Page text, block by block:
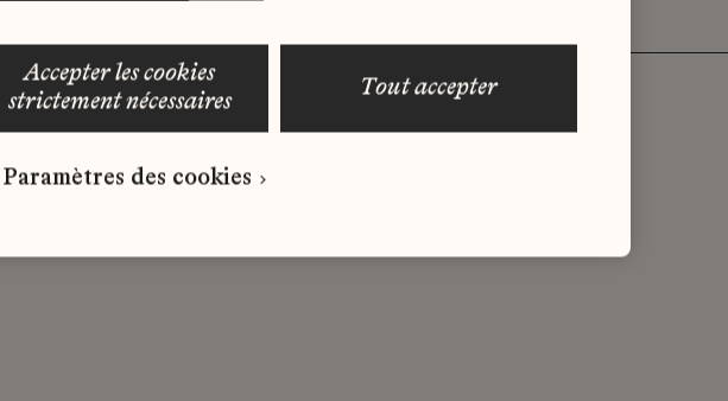
correspond à votre profil ?
spontanée dès maintenant.
accepter les cookies
strictement nécessaires
tout accepter
Paramètres des cookies